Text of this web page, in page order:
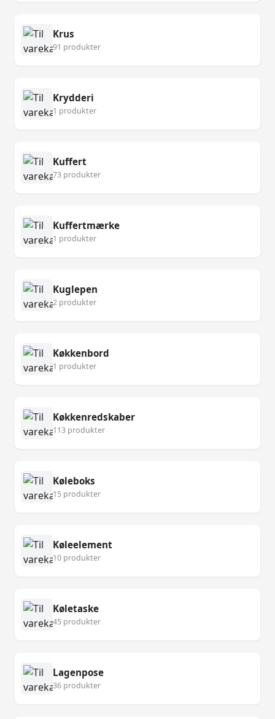
Krus
91 produkter
Krydderi
1 produkter
Kuffert
73 produkter
Kuffertmærke
1 produkter
Kuglepen
2 produkter
Køkkenbord
1 produkter
Køkkenredskaber
113 produkter
Køleboks
15 produkter
Køleelement
10 produkter
Køletaske
45 produkter
Lagenpose
36 produkter